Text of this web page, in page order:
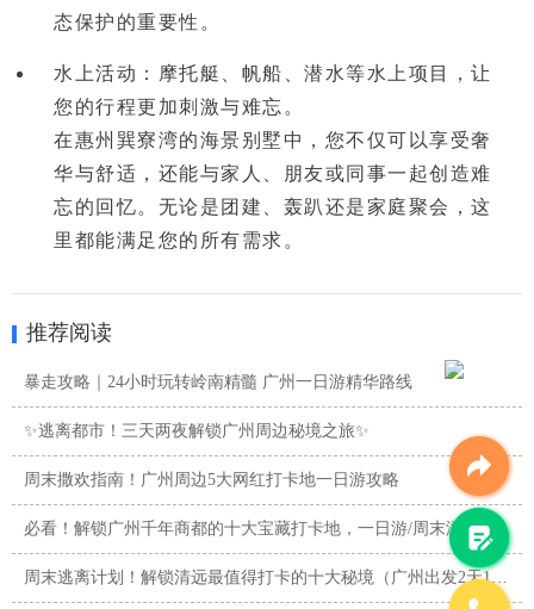
态保护的重要性。
水上活动 ：摩托艇、帆船、潜水等水上项目，让
您的行程更加刺激与难忘。
在惠州巽寮湾的海景别墅中，您不仅可以享受奢
华与舒适 ，还能与家人、朋友或同事一起创造难
忘的回忆。无论是团建、轰趴还是家庭聚会，这
里都能满足您的所有需求。
推荐阅读
暴走攻略｜24小时玩转岭南精髓 广州一日游精华路线
✨逃离都市！三天两夜解锁广州周边秘境之旅✨
周末撒欢指南！广州周边5大网红打卡地一日游攻略
必看！解锁广州千年商都的十大宝藏打卡地，一日游/周末游攻略
周末逃离计划！解锁清远最值得打卡的十大秘境（广州出发2天1夜 ...